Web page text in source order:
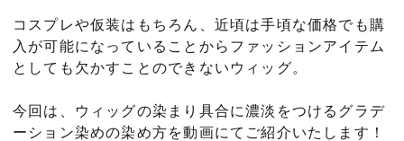
コスプレや仮装はもちろん、近頃は手頃な価格でも購
入が可能になっていることからファッションアイテム
としても欠かすことのできないウィッグ。
今回は、ウィッグの染まり具合に濃淡をつけるグラデ
ーション染めの染め方を動画にてご紹介いたします！